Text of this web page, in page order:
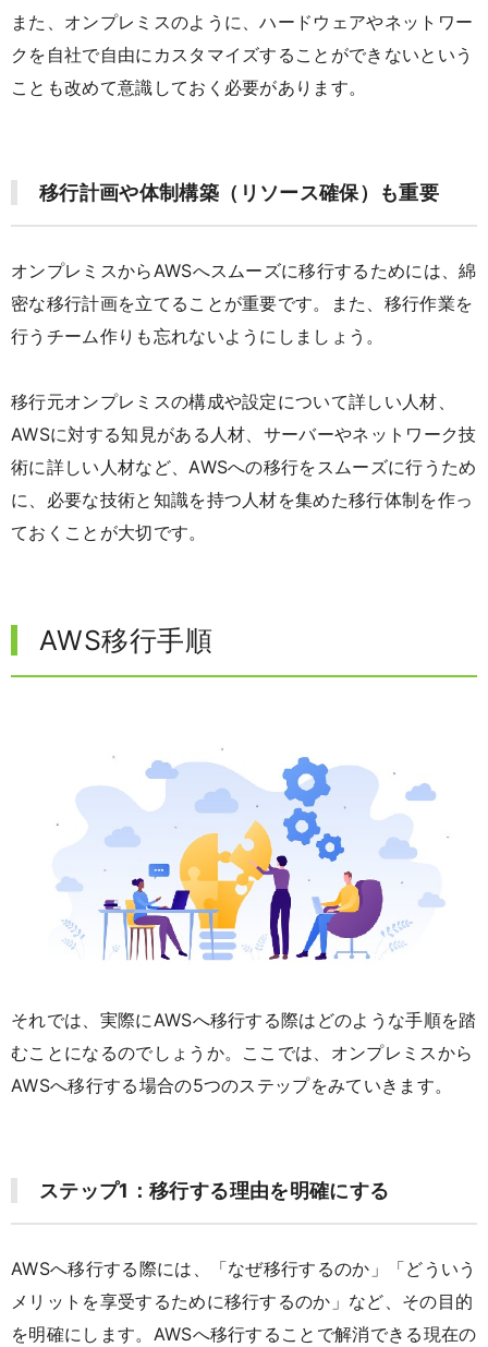
また、オンプレミスのように、ハードウェアやネットワー
クを自社で自由にカスタマイズすることができないという
ことも改めて意識しておく必要があります。
移行計画や体制構築（リソース確保）も重要
オンプレミスからAWSへスムーズに移行するためには、綿
密な移行計画を立てることが重要です。また、移行作業を
行うチーム作りも忘れないようにしましょう。
移行元オンプレミスの構成や設定について詳しい人材、
AWSに対する知見がある人材、サーバーやネットワーク技
術に詳しい人材など、AWSへの移行をスムーズに行うため
に、必要な技術と知識を持つ人材を集めた移行体制を作っ
ておくことが大切です。
AWS移行手順
それでは、実際にAWSへ移行する際はどのような手順を踏
むことになるのでしょうか。ここでは、オンプレミスから
AWSへ移行する場合の5つのステップをみていきます。
ステップ1：移行する理由を明確にする
AWSへ移行する際には、「なぜ移行するのか」「どういう
メリットを享受するために移行するのか」など、その目的
を明確にします。AWSへ移行することで解消できる現在の